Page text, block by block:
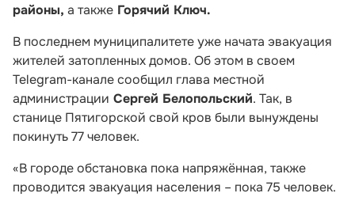
районы, а также Горячий Ключ.
В последнем муниципалитете уже начата эвакуация
жителей затопленных домов. Об этом в своем
Telegram-канале сообщил глава местной
администрации Сергей Белопольский. Так, в
станице Пятигорской свой кров были вынуждены
покинуть 77 человек.
«В городе обстановка пока напряжённая, также
проводится эвакуация населения – пока 75 человек.